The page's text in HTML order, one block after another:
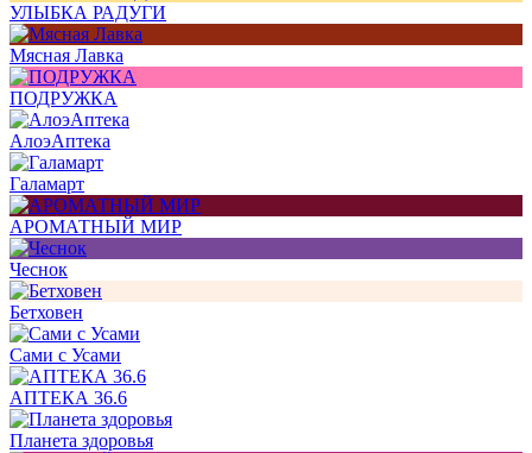
УЛЫБКА РАДУГИ
Мясная Лавка
ПОДРУЖКА
АлоэАптека
Галамарт
АРОМАТНЫЙ МИР
Чеснок
Бетховен
Сами с Усами
АПТЕКА 36.6
Планета здоровья